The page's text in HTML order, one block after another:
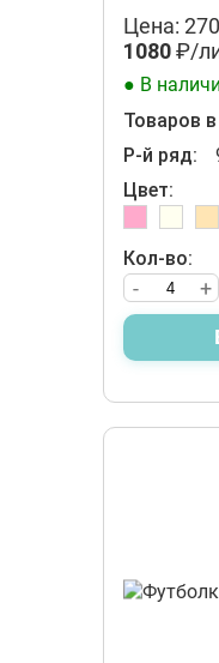
Цена:
1080₽/
● В
Товаров
Р-й ряд:
Цвет:
Кол-во:
+
-